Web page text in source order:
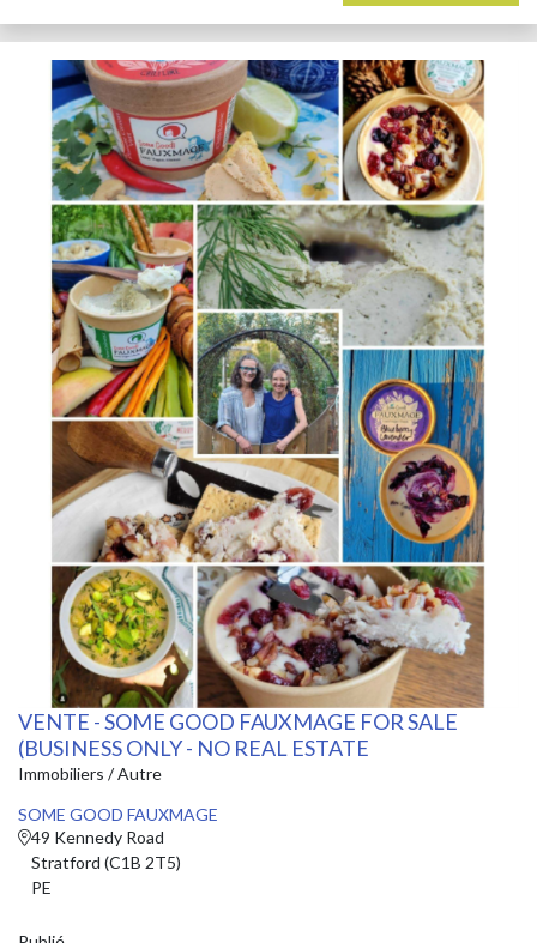
VENTE - SOME GOOD FAUXMAGE FOR SALE
(BUSINESS ONLY - NO REAL ESTATE
Immobiliers / Autre
SOME GOOD FAUXMAGE
49 Kennedy Road
Stratford (C1B 2T5)
PE